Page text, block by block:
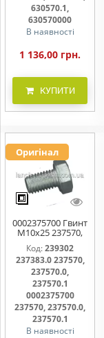
630570.1,
630570000
В наявності
1 136,00 грн.
КУПИТИ
Оригінал
0002375700 Гвинт
M10x25 237570,
237570.0,
237570.1
Код:239302
237383.0 237570,
237570.0,
237570.1
0002375700
237570, 237570.0,
237570.1
В наявності